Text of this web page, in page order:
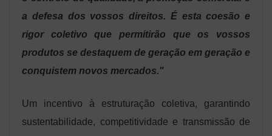
a defesa dos vossos direitos. É esta coesão e
rigor coletivo que permitirão que os vossos
produtos se destaquem de geração em geração e
conquistem novos mercados."
Um incentivo à estruturação coletiva, garantindo
sustentabilidade, competitividade e transmissão de